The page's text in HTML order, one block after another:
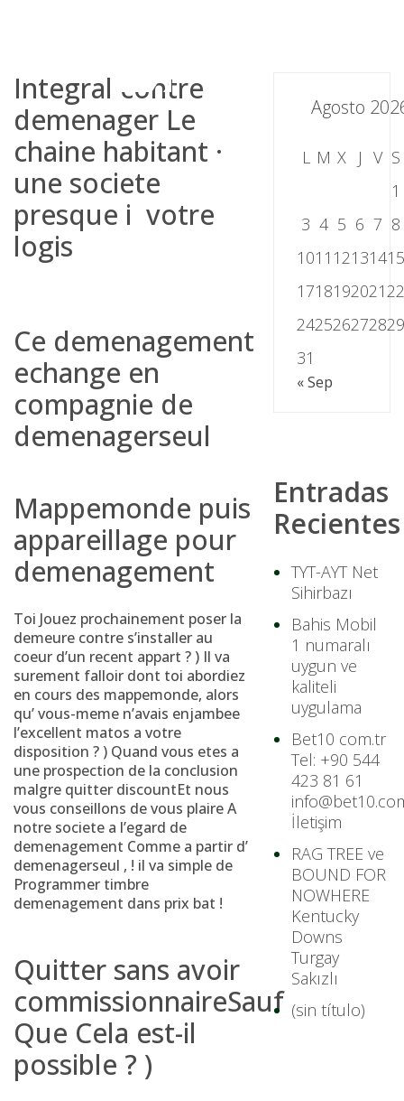
Integral contre
demenager Le
chaine habitant ·
une societe
presque i votre
logis
Ce demenagement
echange en
compagnie de
demenagerseul
Mappemonde puis
appareillage pour
demenagement
Toi Jouez prochainement poser la
demeure contre s’installer au
coeur d’un recent appart ? ) Il va
surement falloir dont toi abordiez
en cours des mappemonde, alors
qu’ vous-meme n’avais enjambee
l’excellent matos a votre
disposition ? ) Quand vous etes a
une prospection de la conclusion
malgre quitter discountEt nous
vous conseillons de vous plaire A
notre societe a l’egard de
demenagement Comme a partir d’
demenagerseul , ! il va simple de
Programmer timbre
demenagement dans prix bat !
Quitter sans avoir
commissionnaireSauf
Que Cela est-il
possible ? )
Agosto
L M X J V S
1
3 4 5 6 7 8
1011 121314
1718192021
2425262728
31
« Sep
Entradas
Recientes
TYT-AYT Net
Sihirbazı
Bahis Mobil
1 numaralı
uygun ve
kaliteli
uygulama
Bet10 com.tr
Tel: +90 544
423 81 61
İletişim
RAG TREE ve
BOUND FOR
NOWHERE
Kentucky
Downs
Turgay
Sakızlı
(sin título)